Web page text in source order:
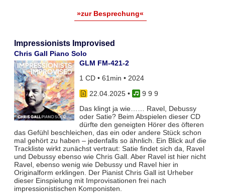
»zur Besprechung«
Impressionists Improvised
Chris Gall Piano Solo
GLM FM-421-2
1 CD • 61min • 2024
22.04.2025•
9 9 9
Das klingt ja wie…… Ravel, Debussy
oder Satie? Beim Abspielen dieser CD
dürfte den geneigten Hörer des öfteren
das Gefühl beschleichen, das ein oder andere Stück schon
mal gehört zu haben – jedenfalls so ähnlich. Ein Blick auf die
Trackliste wirkt zunächst vertraut: Satie findet sich da, Ravel
und Debussy ebenso wie Chris Gall. Aber Ravel ist hier nicht
Ravel, ebenso wenig wie Debussy und Ravel hier in
Originalform erklingen. Der Pianist Chris Gall ist Urheber
dieser Einspielung mit Improvisationen frei nach
impressionistischen Komponisten.